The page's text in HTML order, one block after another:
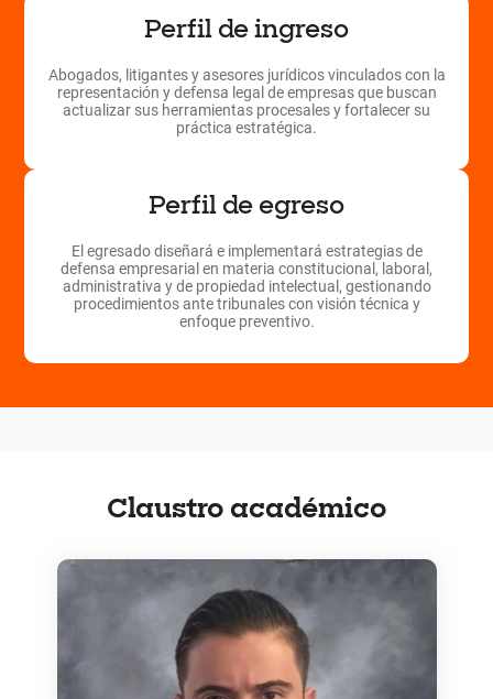
Perfil de ingreso
Abogados, litigantes y asesores jurídicos vinculados con la
representación y defensa legal de empresas que buscan
actualizar sus herramientas procesales y fortalecer su
práctica estratégica.
Perfil de egreso
El egresado diseñará e implementará estrategias de
defensa empresarial en materia constitucional, laboral,
administrativa y de propiedad intelectual, gestionando
procedimientos ante tribunales con visión técnica y
enfoque preventivo.
Claustro académico